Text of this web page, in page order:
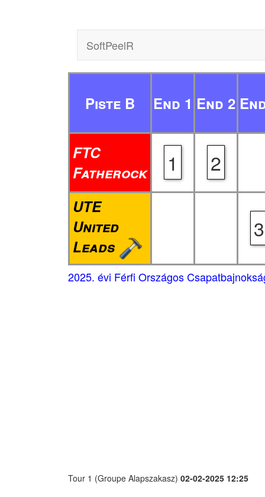
SoftPeelR
Piste B End 1 End 2
FTC
Fatherock
1 2
UTE
United
Leads
3
2025. évi Férfi Országos
Tour 1 (Groupe Alapszakasz) 02-02-2025 12:25